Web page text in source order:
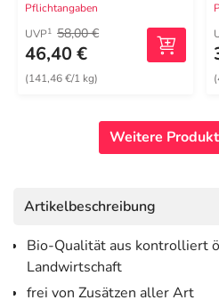
Pflichtangaben
UVP1 58,00 €
46,40 €
(141,46 €/1 kg)
Weitere
Artikelbeschreibung
Bio-Qualität aus kontrolliert
Landwirtschaft
frei von Zusätzen aller Art